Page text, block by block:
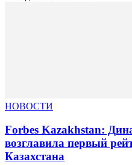
НОВОСТИ
Forbes Kazakhstan:
возглавила первый
Казахстана